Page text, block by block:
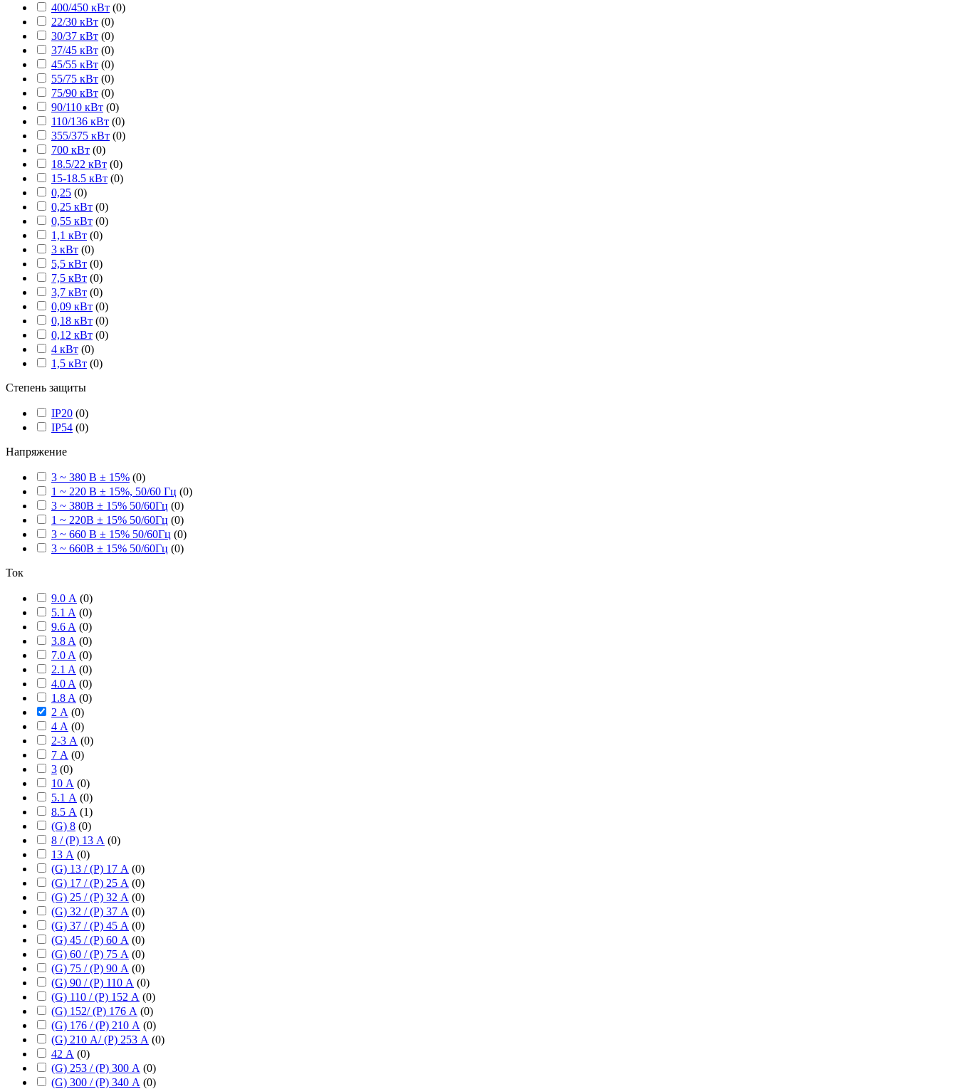
400/450 кВт (0)
22/30 кВт (0)
30/37 кВт (0)
37/45 кВт (0)
45/55 кВт (0)
55/75 кВт (0)
75/90 кВт (0)
90/110 кВт (0)
110/136 кВт (0)
355/375 кВт (0)
700 кВт (0)
18.5/22 кВт (0)
15-18.5 кВт (0)
0,25 (0)
0,25 кВт (0)
0,55 кВт (0)
1,1 кВт (0)
3 кВт (0)
5,5 кВт (0)
7,5 кВт (0)
3,7 кВт (0)
0,09 кВт (0)
0,18 кВт (0)
0,12 кВт (0)
4 кВт (0)
1,5 кВт (0)
Степень защиты
IP20 (0)
IP54 (0)
Напряжение
3 ~ 380 В ± 15% (0)
1 ~ 220 В ± 15%, 50/60 Гц (0)
3 ~ 380В ± 15% 50/60Гц (0)
1 ~ 220В ± 15% 50/60Гц (0)
3 ~ 660 В ± 15% 50/60Гц (0)
3 ~ 660В ± 15% 50/60Гц (0)
Ток
9.0 А (0)
5.1 A (0)
9.6 A (0)
3.8 A (0)
7.0 A (0)
2.1 A (0)
4.0 A (0)
1.8 A (0)
2 А (0)
4 А (0)
2-3 А (0)
7 А (0)
3 (0)
10 А (0)
5.1 А (0)
8.5 А (1)
(G) 8 (0)
8 / (P) 13 А (0)
13 А (0)
(G) 13 / (P) 17 А (0)
(G) 17 / (P) 25 А (0)
(G) 25 / (P) 32 А (0)
(G) 32 / (P) 37 А (0)
(G) 37 / (P) 45 А (0)
(G) 45 / (P) 60 А (0)
(G) 60 / (P) 75 А (0)
(G) 75 / (P) 90 А (0)
(G) 90 / (P) 110 А (0)
(G) 110 / (P) 152 А (0)
(G) 152/ (P) 176 А (0)
(G) 176 / (P) 210 А (0)
(G) 210 А/ (P) 253 А (0)
42 А (0)
(G) 253 / (P) 300 А (0)
(G) 300 / (P) 340 А (0)